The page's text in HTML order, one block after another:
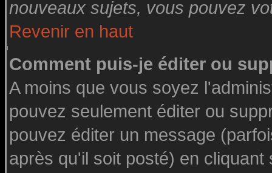
nouveaux sujets, vous pouvez
Revenir en haut
Comment puis-je éditer ou
A moins que vous soyez
pouvez seulement éditer ou
pouvez éditer un message
après qu'il soit posté) en